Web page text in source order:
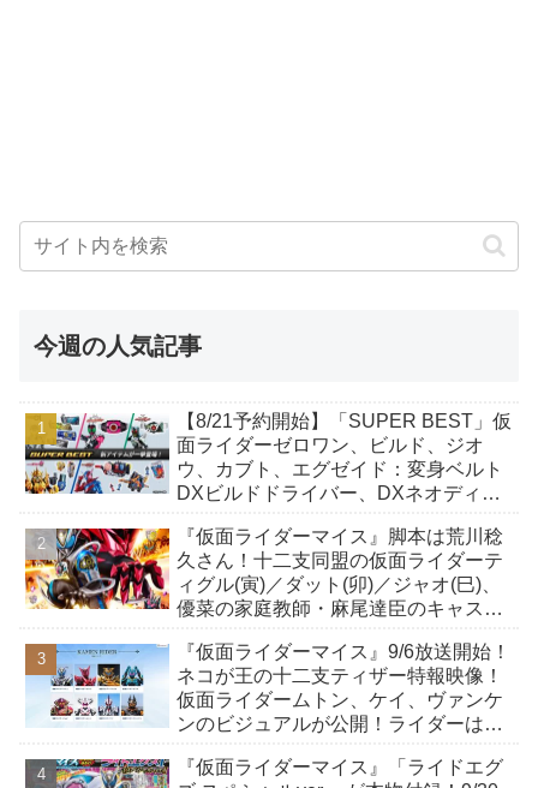
今週の人気記事
【8/21予約開始】「SUPER BEST」仮
面ライダーゼロワン、ビルド、ジオ
ウ、カブト、エグゼイド：変身ベルト
DXビルドドライバー、DXネオディケ
か12点！
『仮面ライダーマイス』脚本は荒川稔
久さん！十二支同盟の仮面ライダーテ
ィグル(寅)／ダット(卯)／ジャオ(巳)、
優菜の家庭教師・麻尾達臣のキャスト
んも変身！
『仮面ライダーマイス』9/6放送開始！
ネコが王の十二支ティザー特報映像！
仮面ライダームトン、ケイ、ヴァンケ
ンのビジュアルが公開！ライダーは子
『仮面ライダーマイス』「ライドエグ